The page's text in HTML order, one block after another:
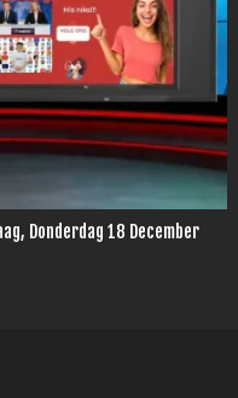
Donderdag 18 December